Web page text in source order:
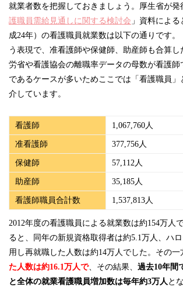
就業者数を把握しておきましょう。厚生省が発
護職員需給見通しに関する検討会 」資料によ
成24年）の看護職員就業数は以下の通りです
う表現で、准看護師や保健師、助産師も合算
労省や看護協会の離職率データの母数が看護師
であるケースが多いためここでは「看護職員」
介しています。
看護師 1,067,760人
准看護師 377,756人
保健師 57,112人
助産師 35,185人
看護師職員合計数 1,537,813人
2012年度の看護職員による就業数は約154万人で
ると、同年の新規資格取得者は約5.1万人、ハ
用し再就職した人数は約14万人でした。その一
た人数は約16.1万人で、その結果、 過去10年間
と全体の就業看護職員増加数は毎年約3万人 と